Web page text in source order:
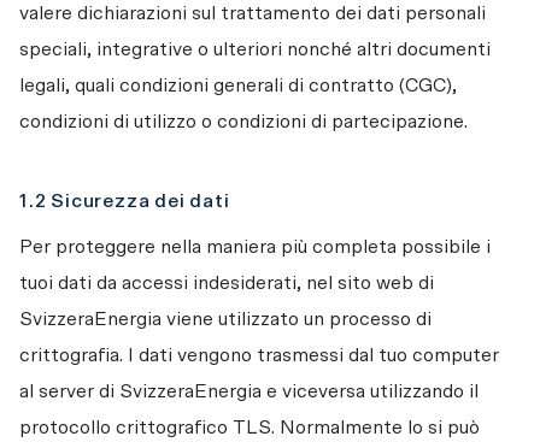
valere dichiarazioni sul trattamento dei dati personali
speciali, integrative o ulteriori nonché altri documenti
legali, quali condizioni generali di contratto (CGC),
condizioni di utilizzo o condizioni di partecipazione.
1.2 Sicurezza dei dati
Per proteggere nella maniera più completa possibile i
tuoi dati da accessi indesiderati, nel sito web di
SvizzeraEnergia viene utilizzato un processo di
crittografia. I dati vengono trasmessi dal tuo computer
al server di SvizzeraEnergia e viceversa utilizzando il
protocollo crittografico TLS. Normalmente lo si può